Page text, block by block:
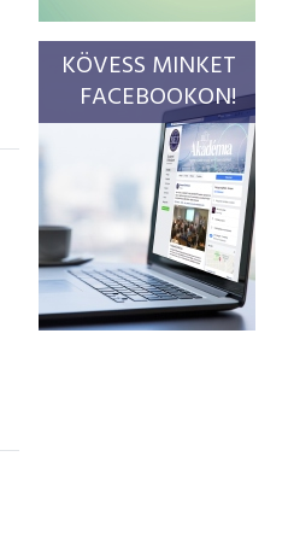
KÖVESS MINKET
FACEBOOKON!